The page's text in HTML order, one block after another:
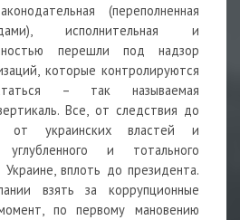
(переполненная
исполнительная и
перешли под надзор
которые контролируются
– так называемая
Все, от следствия до
от украинских властей и
и тотального
вплоть до президента.
взять за коррупционные
по первому мановению